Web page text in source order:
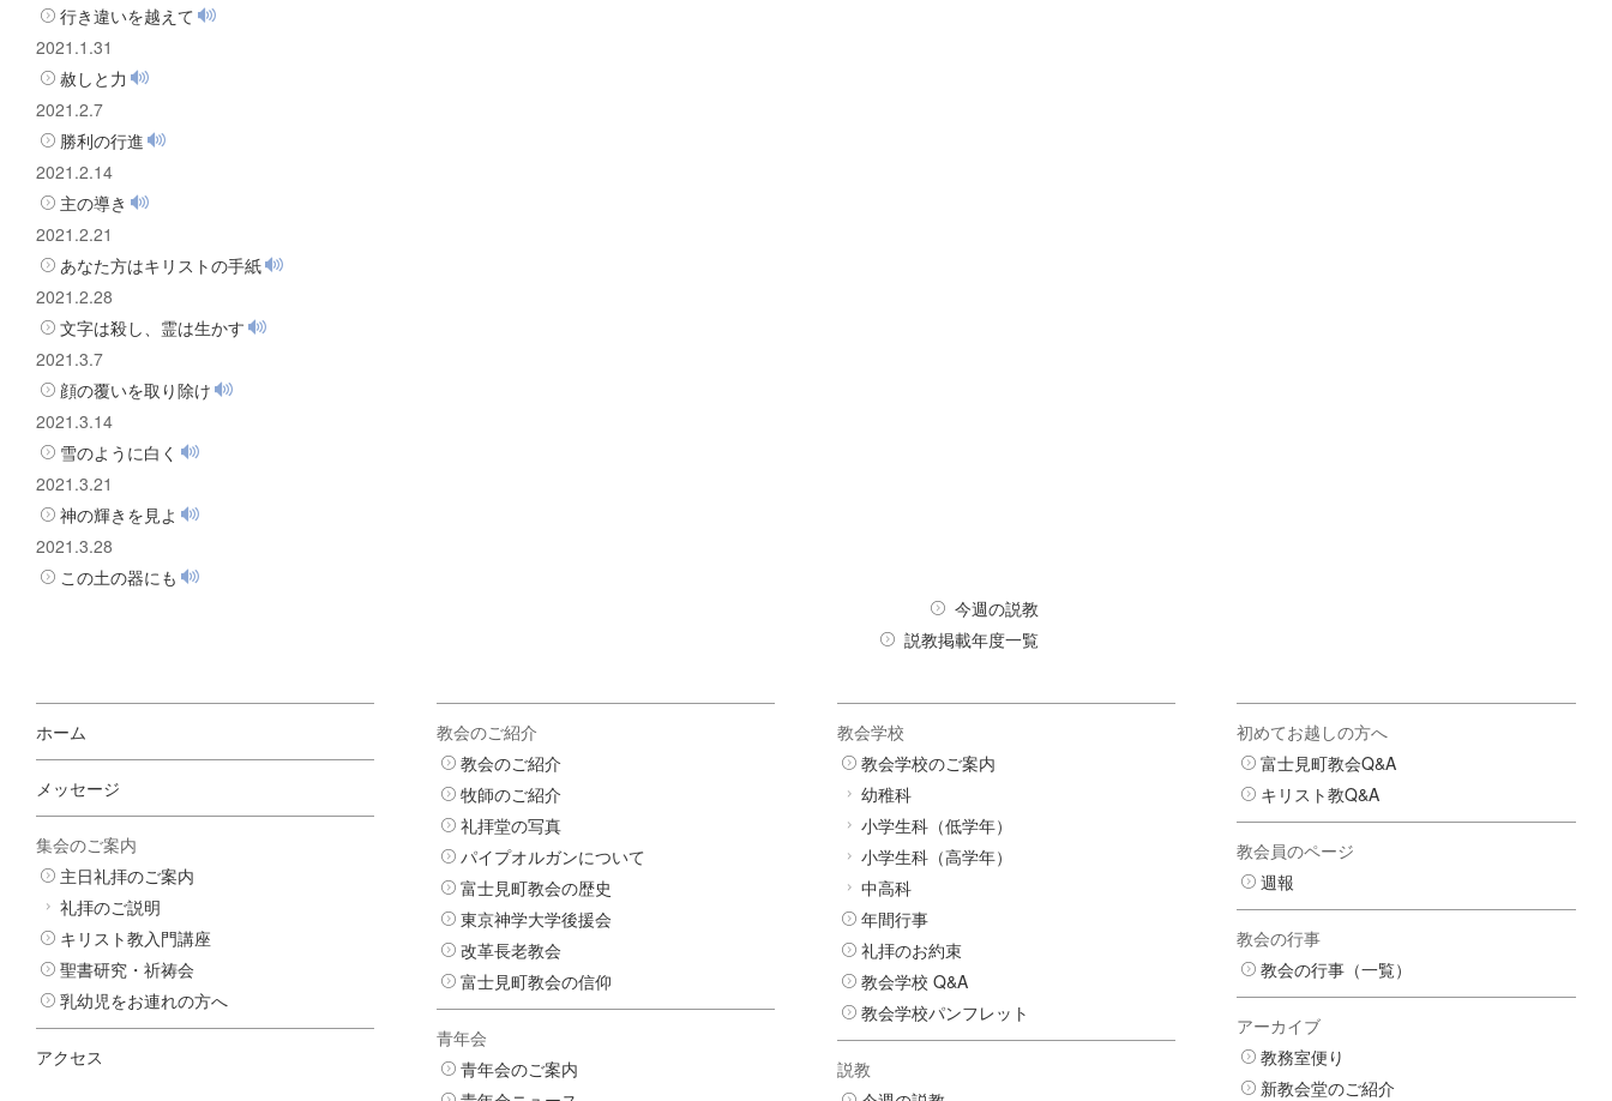
行き違いを越えて
2021.1.31
赦しと力
2021.2.7
勝利の行進
2021.2.14
主の導き
2021.2.21
あなた方はキリストの手紙
2021.2.28
文字は殺し、霊は生かす
2021.3.7
顔の覆いを取り除け
2021.3.14
雪のように白く
2021.3.21
神の輝きを見よ
2021.3.28
この土の器にも
今週の説教
説教掲載年度一覧
ホーム
メッセージ
集会のご案内
主日礼拝のご案内
礼拝のご説明
キリスト教入門講座
聖書研究・祈祷会
乳幼児をお連れの方へ
アクセス
教会のご紹介
教会のご紹介
牧師のご紹介
礼拝堂の写真
パイプオルガンについて
富士見町教会の歴史
東京神学大学後援会
改革長老教会
富士見町教会の信仰
青年会
青年会のご案内
教会学校
教会学校のご案内
幼稚科
小学生科（低学年）
小学生科（高学年）
中高科
年間行事
礼拝のお約束
教会学校 Q&A
教会学校パンフレット
説教
初めてお越しの方へ
富士見町教会Q&A
キリスト教Q&A
教会員のページ
週報
教会の行事
教会の行事（一覧）
アーカイブ
教務室便り
新教会堂のご紹介